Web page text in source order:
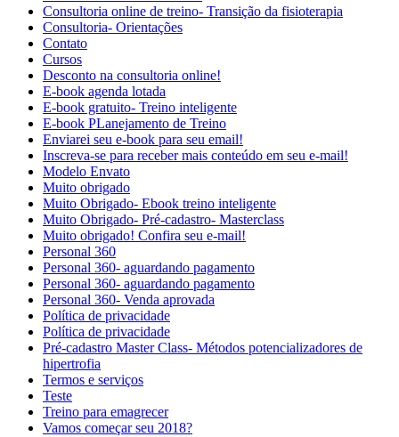
Consultoria online de treino- Transição da fisioterapia
Consultoria- Orientações
Contato
Cursos
Desconto na consultoria online!
E-book agenda lotada
E-book gratuito- Treino inteligente
E-book PLanejamento de Treino
Enviarei seu e-book para seu email!
Inscreva-se para receber mais conteúdo em seu e-mail!
Modelo Envato
Muito obrigado
Muito Obrigado- Ebook treino inteligente
Muito Obrigado- Pré-cadastro- Masterclass
Muito obrigado! Confira seu e-mail!
Personal 360
Personal 360- aguardando pagamento
Personal 360- aguardando pagamento
Personal 360- Venda aprovada
Política de privacidade
Política de privacidade
Pré-cadastro Master Class- Métodos potencializadores de
hipertrofia
Termos e serviços
Teste
Treino para emagrecer
Vamos começar seu 2018?